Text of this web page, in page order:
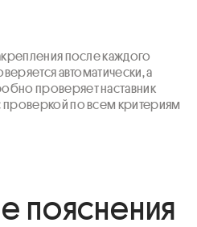
после каждого
автоматически, а
проверяет наставник
по всем критериям
пояснения